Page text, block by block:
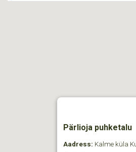
Pärlioja puhketalu
Aadress: Kalme küla